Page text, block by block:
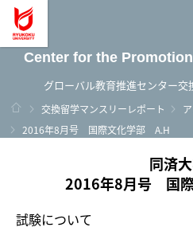
Center for the
グローバル教育推進センター
ホーム
交換留学マンスリーレポート
2016年8月号 国際文化学部 A.H
同済
2016年8月号 国
試験について